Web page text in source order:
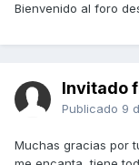
Bienvenido al foro
Invitado
Publicado 9
Muchas gracias por